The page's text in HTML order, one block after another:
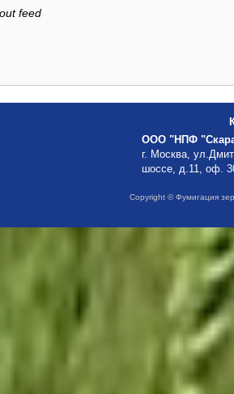
feed
ООО "НПФ
г. Москва,
шоссе, д.11, оф.
Copyright © Фумигация